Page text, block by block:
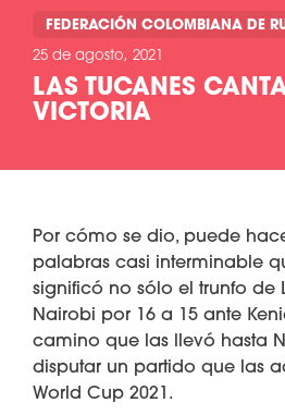
FEDERACIÓN COLOMBIANA DE
25 de agosto, 2021
LAS TUCANES
VICTORIA
Por cómo se dio, puede
palabras casi interminable
significó no sólo el trunfo de
Nairobi por 16 a 15 ante
camino que las llevó hasta
disputar un partido que las
World Cup 2021.